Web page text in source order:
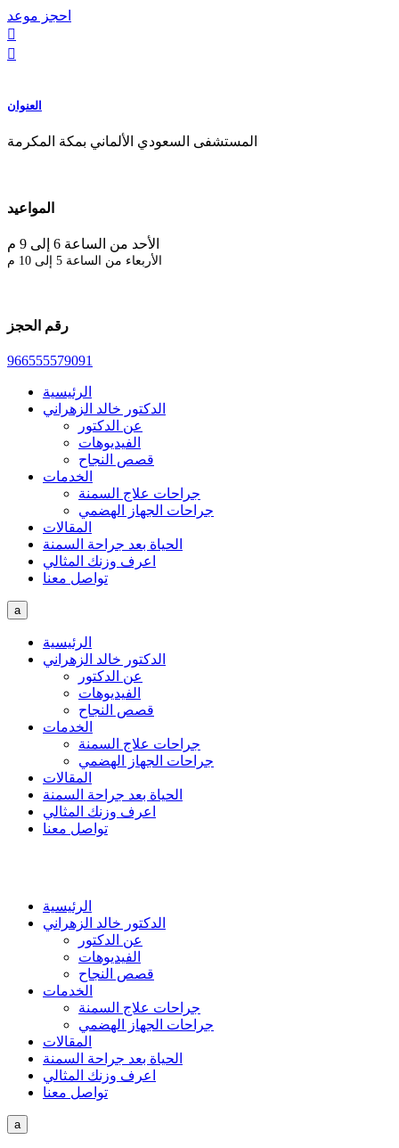
احجز موعد


العنوان
المستشفى السعودي الألماني بمكة المكرمة
المواعيد
الأحد من الساعة 6 إلى 9 م
الأربعاء من الساعة 5 إلى 10 م
رقم الحجز
966555579091
الرئيسية
الدكتور خالد الزهراني
عن الدكتور
الفيديوهات
قصص النجاح
الخدمات
جراحات علاج السمنة
جراحات الجهاز الهضمي
المقالات
الحياة بعد جراحة السمنة
اعرف وزنك المثالي
تواصل معنا
a
الرئيسية
الدكتور خالد الزهراني
عن الدكتور
الفيديوهات
قصص النجاح
الخدمات
جراحات علاج السمنة
جراحات الجهاز الهضمي
المقالات
الحياة بعد جراحة السمنة
اعرف وزنك المثالي
تواصل معنا
الرئيسية
الدكتور خالد الزهراني
عن الدكتور
الفيديوهات
قصص النجاح
الخدمات
جراحات علاج السمنة
جراحات الجهاز الهضمي
المقالات
الحياة بعد جراحة السمنة
اعرف وزنك المثالي
تواصل معنا
a